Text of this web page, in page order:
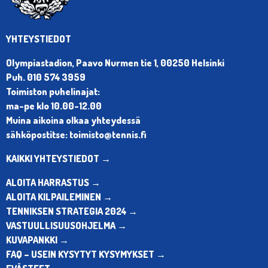
YHTEYSTIEDOT
Olympiastadion, Paavo Nurmen tie 1, 00250 Helsinki
Puh. 010 574 3959
Toimiston puhelinajat:
ma-pe klo 10.00-12.00
Muina aikoina olkaa yhteydessä
sähköpostitse: toimisto@tennis.fi
KAIKKI YHTEYSTIEDOT →
ALOITA HARRASTUS →
ALOITA KILPAILEMINEN →
TENNIKSEN STRATEGIA 2024 →
VASTUULLISUUSOHJELMA →
KUVAPANKKI →
FAQ – USEIN KYSYTYT KYSYMYKSET →